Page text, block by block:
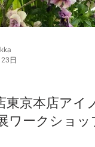
東京本店アイ
ワークショッ
日